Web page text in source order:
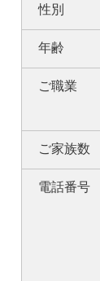
性別
年齢
ご職業
ご家族数
電話番号